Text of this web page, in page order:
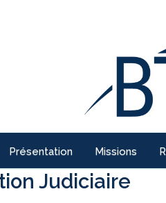
Présentation Missions
Judiciaire